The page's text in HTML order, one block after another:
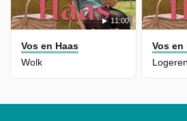
11:00
Vos en Haas
Wolk
Vos en
Logeren